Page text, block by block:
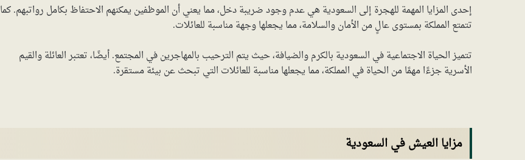
إحدى المزايا المهمة للهجرة إلى السعودية هي عدم وجود ضريبة دخل، مما يعني أن الموظفين يمكنهم الاحتفاظ بكامل رواتبهم. كما
تتمتع المملكة بمستوى عالٍ من الأمان والسلامة، مما يجعلها وجهة مناسبة للعائلات.
تتميز الحياة الاجتماعية في السعودية بالكرم والضيافة، حيث يتم الترحيب بالمهاجرين في المجتمع. أيضًا، تعتبر العائلة والقيم
الأسرية جزءًا مهمًا من الحياة في المملكة، مما يجعلها مناسبة للعائلات التي تبحث عن بيئة مستقرة.
مزايا العيش في السعودية